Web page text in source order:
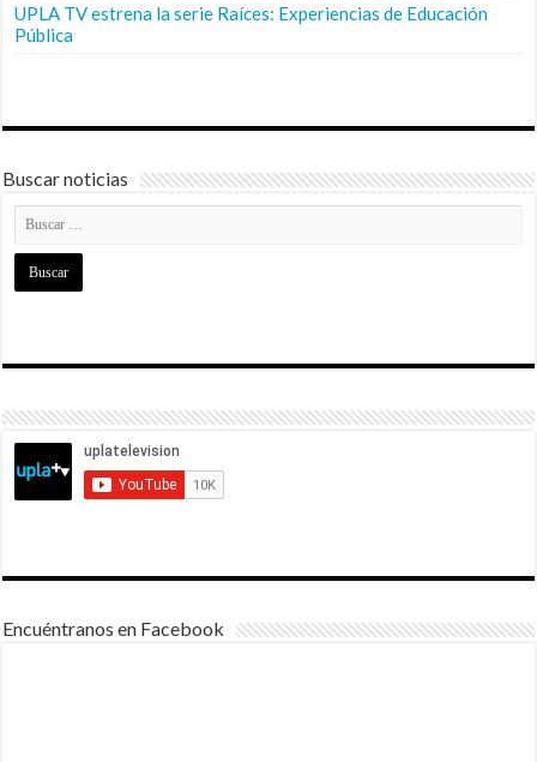
UPLA TV estrena la serie Raíces: Experiencias de Educación
Pública
Buscar noticias
Encuéntranos en Facebook